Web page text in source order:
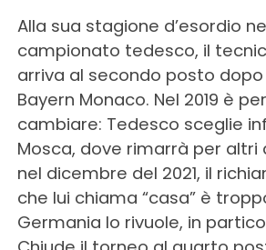
Alla sua stagione d’esordio
campionato tedesco, il
arriva al secondo posto
Bayern Monaco. Nel 2019 è
cambiare: Tedesco sceglie
Mosca, dove rimarrà per altri
nel dicembre del 2021, il
che lui chiama “casa” è
Germania lo rivuole, in